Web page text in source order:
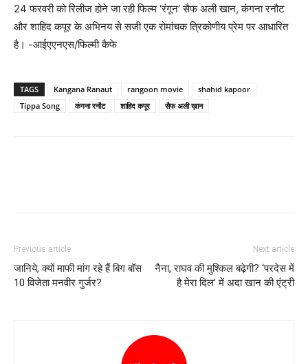
24 फरवरी को रिलीज होने जा रही फिल्‍म ‘रंगून’ सैफ अली खान, कंगना रनौट
और शाहिद कपूर के अभिनय से सजी एक रोमांचक त्रिकोणीय प्रेम पर आधारित
है। -आईएएनएस/फिल्‍मी कैफे
TAGS Kangana Ranaut rangoon movie
shahid kapoor
Tippa Song
कंगना रनौट शाहिद कपूर सैफ अली ख़ान
Previous article
जानिये, क्‍यों माफी मांग रहे हैं बिग बॉस
10 विजेता मनवीर गुर्जर?
Next article
नैना, राघव की मुश्‍किल बढ़ेगी? ‘परदेस में
है मेरा दिल’ में अदा खान की एंट्री